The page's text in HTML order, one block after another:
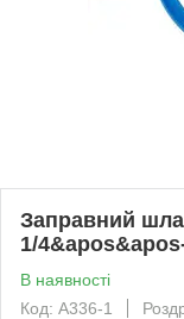
Заправний
1/
В наявності
Код: A336-1